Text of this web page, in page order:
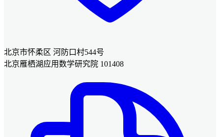
北京市怀柔区 河防口村544号
北京雁栖湖应用数学研究院 101408